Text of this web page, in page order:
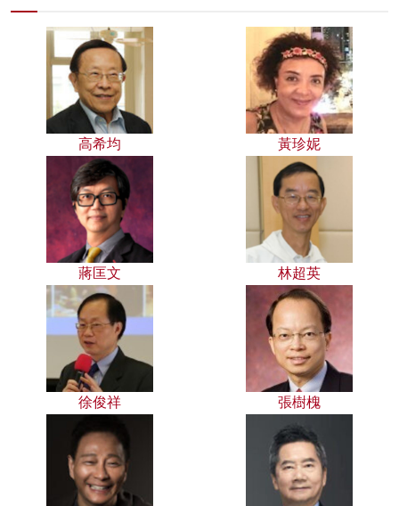
高希均 黃珍妮
蔣匡文 林超英
徐俊祥 張樹槐